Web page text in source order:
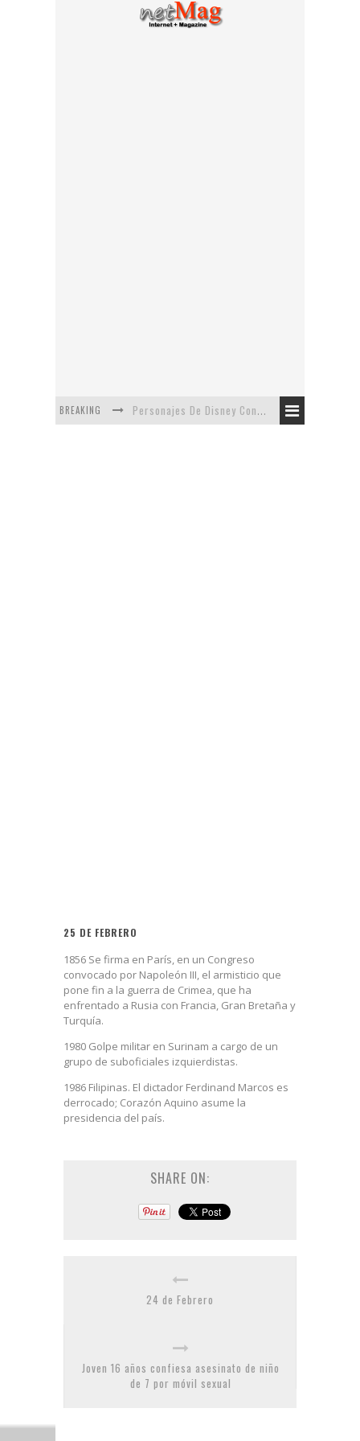
BREAKING Personajes De Disney Con Vestuarios Contemporáneos
25 DE FEBRERO
1856 Se firma en París, en un Congreso
convocado por Napoleón III, el armisticio que
pone fin a la guerra de Crimea, que ha
enfrentado a Rusia con Francia, Gran Bretaña y
Turquía.
1980 Golpe militar en Surinam a cargo de un
grupo de suboficiales izquierdistas.
1986 Filipinas. El dictador Ferdinand Marcos es
derrocado; Corazón Aquino asume la
presidencia del país.
SHARE ON:
24 de Febrero
Joven 16 años confiesa asesinato de niño
de 7 por móvil sexual